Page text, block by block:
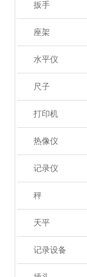
扳手
座架
水平仪
尺子
打印机
热像仪
记录仪
秤
天平
记录设备